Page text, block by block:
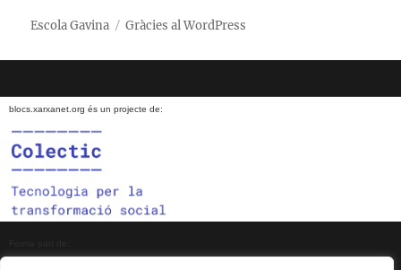
Escola Gavina Gràcies al WordPress
blocs.xarxanet.org és un projecte de: